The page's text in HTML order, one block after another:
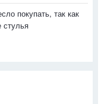
покупать, так как
стулья